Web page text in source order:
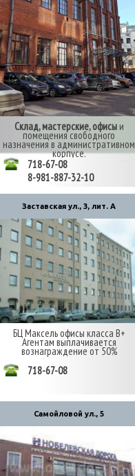
Склад, мастерские, офисыи
помещения свободного
назначения в административном
корпусе.
718-67-08
8-981-887-32-10
Заставская ул., 3, лит. А
БЦ Максель офисы класса В+
Агентам выплачивается
вознаграждение от 50%
718-67-08
Самойловой ул., 5